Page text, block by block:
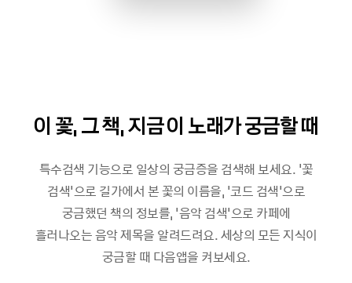
이 꽃, 그 책, 지금 이 노래가 궁금할 때
특수검색 기능으로 일상의 궁금증을 검색해 보세요. '꽃
검색'으로 길가에서 본 꽃의 이름을, '코드 검색'으로
궁금했던 책의 정보를, '음악 검색'으로 카페에
흘러나오는 음악 제목을 알려드려요. 세상의 모든 지식이
궁금할 때 다음앱을 켜보세요.